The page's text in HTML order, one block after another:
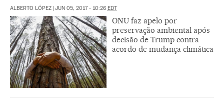
ALBERTO LÓPEZ | JUN 05, 2017 - 10:26 EDT
ONU faz apelo por
preservação ambiental após
decisão de Trump contra
acordo de mudança climática